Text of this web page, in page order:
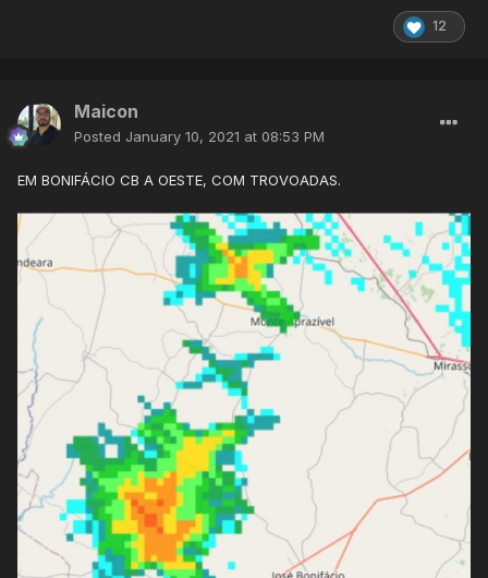
12
Maicon
Posted January 10, 2021 at 08:53 PM
EM BONIFÁCIO CB A OESTE, COM TROVOADAS.